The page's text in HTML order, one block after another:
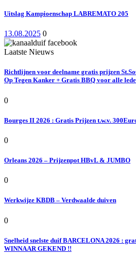
Uitslag Kampioenschap LABREMATO 205
13.08.2025 0
Laatste Nieuws
Richtlijnen voor deelname gratis prijzen
Op Tegen Kanker + Gratis BBQ voor alle
0
Bourges II 2026 : Gratis Prijzen t.w.v.
0
Orleans 2026 – Prijzenpot HBvL & JUMBO
0
Werkwijze KBDB – Verdwaalde duiven
0
Snelheid snelste duif BARCELONA 2026 :
WINNAAR GEKEND !!